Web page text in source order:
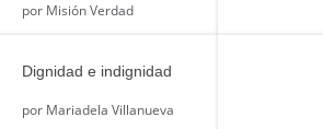
por Misión Verdad
Dignidad e indignidad
por Mariadela Villanueva